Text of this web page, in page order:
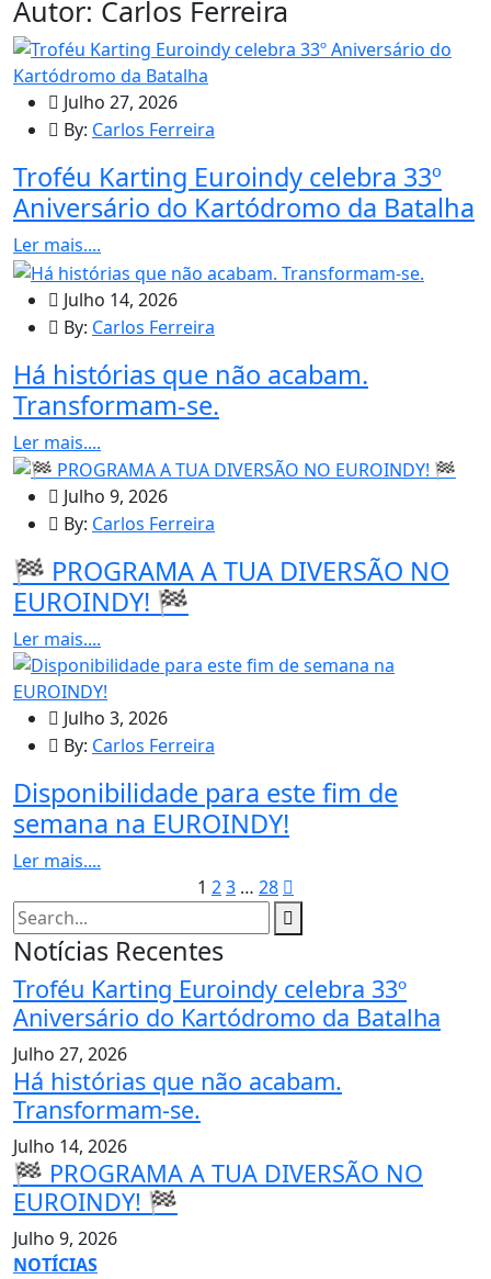
Autor: Carlos Ferreira
Julho 27, 2026
By: Carlos Ferreira
Troféu Karting Euroindy celebra 33º
Aniversário do Kartódromo da Batalha
Ler mais....
Julho 14, 2026
By: Carlos Ferreira
Há histórias que não acabam.
Transformam-se.
Ler mais....
Julho 9, 2026
By: Carlos Ferreira
🏁 PROGRAMA A TUA DIVERSÃO NO
EUROINDY! 🏁
Ler mais....
Julho 3, 2026
By: Carlos Ferreira
Disponibilidade para este fim de
semana na EUROINDY!
Ler mais....
1 23 … 28
Notícias Recentes
Troféu Karting Euroindy celebra 33º
Aniversário do Kartódromo da Batalha
Julho 27, 2026
Há histórias que não acabam.
Transformam-se.
Julho 14, 2026
🏁 PROGRAMA A TUA DIVERSÃO NO
EUROINDY! 🏁
Julho 9, 2026
NOTÍCIAS